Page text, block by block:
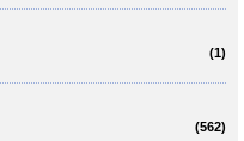
(1)
(562)